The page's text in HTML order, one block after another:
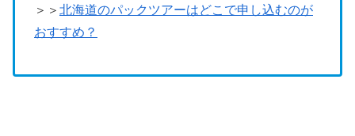
＞＞ 北海道のパックツアーはどこで申し込むのが
おすすめ？